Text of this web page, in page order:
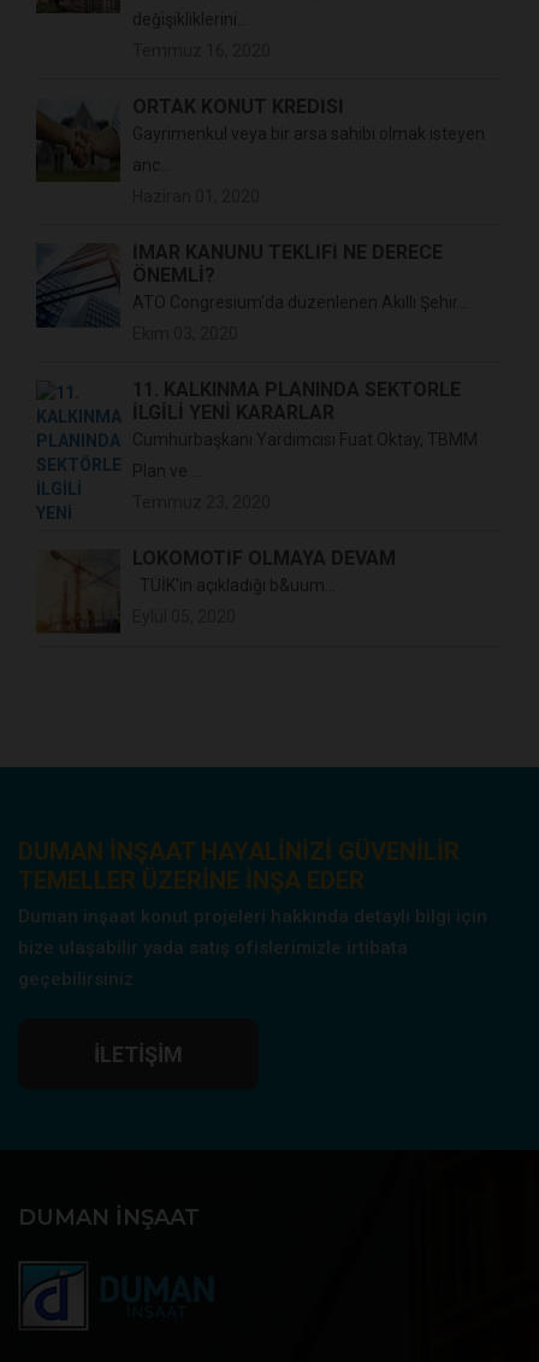
değişikliklerini...
ORTAK KONUT KREDİSİ
Gayrimenkul veya bir arsa sahibi olmak isteyen
anc...
İMAR KANUNU TEKLİFİ NE DERECE
ÖNEMLİ?
ATO Congresium'da düzenlenen Akıllı Şehir...
11. KALKINMA PLANINDA SEKTÖRLE
İLGİLİ YENİ KARARLAR
Cumhurbaşkanı Yardımcısı Fuat Oktay, TBMM
Plan ve ...
LOKOMOTİF OLMAYA DEVAM
TÜİK'in açıkladığı b&uum...
DUMAN INŞAAT HAYALINIZI GÜVENILIR
TEMELLER ÜZERINE INŞA EDER
Duman inşaat konut projeleri hakkında detaylı bilgi için
bize ulaşabilir yada satış ofislerimizle irtibata
geçebilirsiniz
İLETIŞIM
DUMAN İNŞAAT